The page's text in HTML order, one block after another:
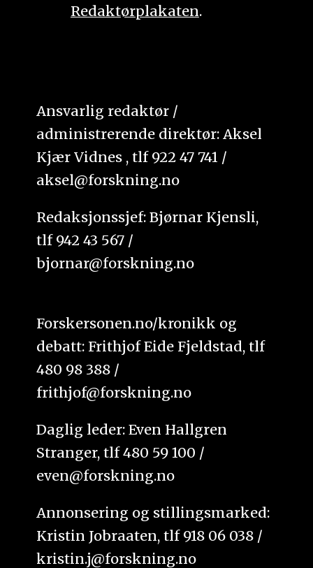
Redaktørplakaten.
Ansvarlig redaktør /
administrerende direktør: Aksel
Kjær Vidnes , tlf 922 47 741 /
aksel@forskning.no
Redaksjonssjef: Bjørnar Kjensli,
tlf 942 43 567 /
bjornar@forskning.no
Forskersonen.no/kronikk og
debatt: Frithjof Eide Fjeldstad, tlf
480 98 388 /
frithjof@forskning.no
Daglig leder: Even Hallgren
Stranger, tlf 480 59 100 /
even@forskning.no
Annonsering og stillingsmarked:
Kristin Jobraaten, tlf 918 06 038 /
kristin.j@forskning.no